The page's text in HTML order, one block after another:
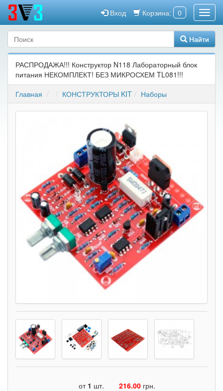
Корзина: 0
Вход
Найти
РАСПРОДАЖА!!! Конструктор N118 Лабораторный блок
питания НЕКОМПЛЕКТ! БЕЗ МИКРОСХЕМ TL081!!!
Главная
КОНСТРУКТОРЫ KIT Наборы
от 1 шт. 216.00 грн.